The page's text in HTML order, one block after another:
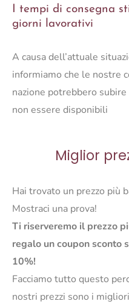
I tempi di consegna
giorni lavorativi
A causa dell’attuale
informiamo che le nostre
nazione potrebbero
non essere disponibili
Miglior
Hai trovato un prezzo più
Mostraci una prova!
Ti riserveremo il prezzo
regalo un coupon sconto
10%!
Facciamo tutto questo
nostri prezzi sono i